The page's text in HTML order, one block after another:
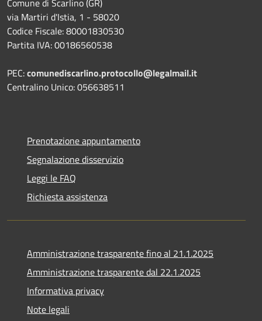
Comune di Scarlino (GR)
via Martiri d'Istia, 1 - 58020
Codice Fiscale: 80001830530
Partita IVA: 00186560538
PEC:comunediscarlino.protocollo@legalmail.it
Centralino Unico: 056638511
Prenotazione appuntamento
Segnalazione disservizio
Leggi le FAQ
Richiesta assistenza
Amministrazione trasparente fino al 21.1.2025
Amministrazione trasparente dal 22.1.2025
Informativa privacy
Note legali